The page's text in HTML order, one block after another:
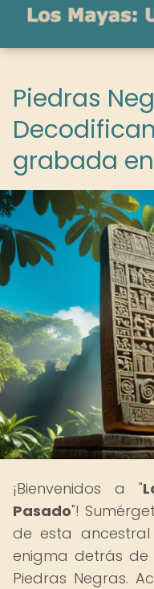
Piedras
grabada
¡Bienvenidos a "
Pasado"!
de esta ancestral
enigma detrás de
Piedras Negras.